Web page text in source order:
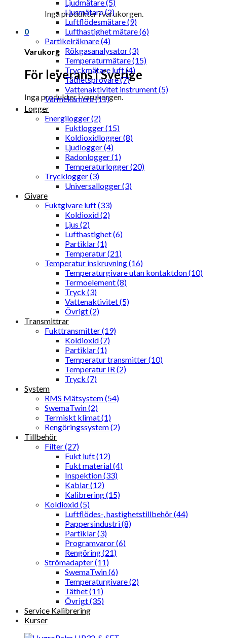
Inga produkter i varukorgen.
0
Varukorg
För leverans i Sverige
Inga produkter i varukorgen.
Ljudmätare (5)
Ljusmätare (2)
Luftflödesmätare (9)
Lufthastighet mätare (6)
Partikelräknare (4)
Rökgasanalysator (3)
Temperaturmätare (15)
Tryckmätare luft (4)
Täthetsprovare (7)
Vattenaktivitet instrument (5)
Värmekamera (11)
Logger
Energilogger (2)
Fuktlogger (15)
Koldioxidlogger (8)
Ljudlogger (4)
Radonlogger (1)
Temperaturlogger (20)
Trycklogger (3)
Universallogger (3)
Givare
Fuktgivare luft (33)
Koldioxid (2)
Ljus (2)
Lufthastighet (6)
Partiklar (1)
Temperatur (21)
Temperatur inskruvning (16)
Temperaturgivare utan kontaktdon (10)
Termoelement (8)
Tryck (3)
Vattenaktivitet (5)
Övrigt (2)
Transmittrar
Fukttransmitter (19)
Koldioxid (7)
Partiklar (1)
Temperatur transmitter (10)
Temperatur IR (2)
Tryck (7)
System
RMS Mätsystem (54)
SwemaTwin (2)
Termiskt klimat (1)
Rengöringssystem (2)
Tillbehör
Filter (27)
Fukt luft (12)
Fukt material (4)
Inspektion (33)
Kablar (12)
Kalibrering (15)
Koldioxid (5)
Luftflödes-, hastighetstillbehör (44)
Pappersindustri (8)
Partiklar (3)
Programvaror (6)
Rengöring (21)
Strömadapter (11)
SwemaTwin (6)
Temperaturgivare (2)
Täthet (11)
Övrigt (35)
Service Kalibrering
Kurser